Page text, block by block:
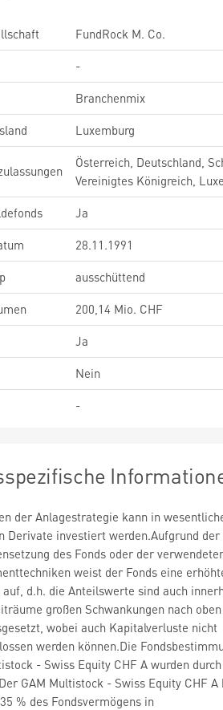
FundRock M. Co.
-
Branchenmix
Luxemburg
Österreich, Deutschland,
Vereinigtes Königreich,
Ja
28.11.1991
ausschüttend
200,14 Mio. CHF
Ja
Nein
-
der Anlagestrategie kann in
Derivate investiert werden.Aufgrund der
des Fonds oder der
weist der Fonds eine
d.h. die Anteilswerte sind auch
großen Schwankungen nach
wobei auch Kapitalverluste nicht
werden können.Die
- Swiss Equity CHF A wurden
GAM Multistock - Swiss Equity CHF A
% des Fondsvermögens in